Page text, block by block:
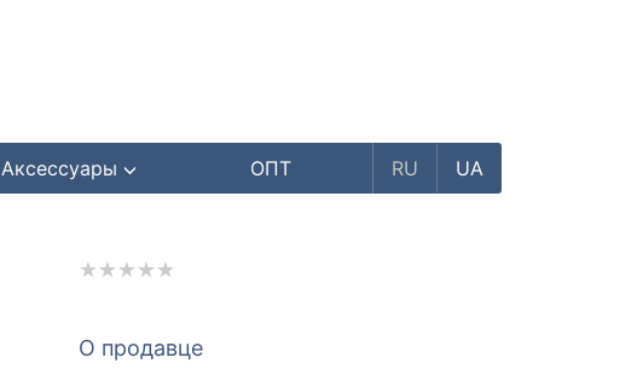
Аксессуары ОПТ RU UA
О продавце